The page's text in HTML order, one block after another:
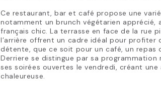
Ce restaurant, bar et café propose une
notamment un brunch végétarien apprécié,
français chic. La terrasse en face de la rue
l’arrière offrent un cadre idéal pour profiter
détente, que ce soit pour un café, un repas
Derriere se distingue par sa programmation
ses soirées ouvertes le vendredi, créant
chaleureuse.